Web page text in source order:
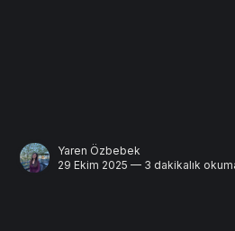
Yaren Özbebek
29 Ekim 2025 — 3 dakikalık